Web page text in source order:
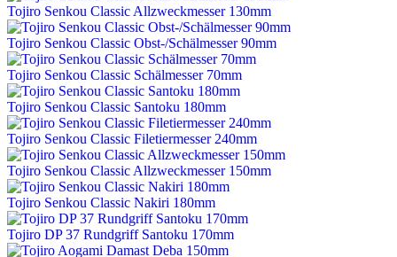
Tojiro Senkou Classic Allzweckmesser 130mm
Tojiro Senkou Classic Obst-/Schälmesser 90mm
Tojiro Senkou Classic Schälmesser 70mm
Tojiro Senkou Classic Santoku 180mm
Tojiro Senkou Classic Filetiermesser 240mm
Tojiro Senkou Classic Allzweckmesser 150mm
Tojiro Senkou Classic Nakiri 180mm
Tojiro DP 37 Rundgriff Santoku 170mm